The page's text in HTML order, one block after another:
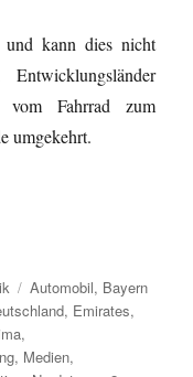
kann dies nicht
vom Fahrrad zum
umgekehrt.
Schlagwörter
Automobil, Bayern
, Emirates,
,
, Medien,